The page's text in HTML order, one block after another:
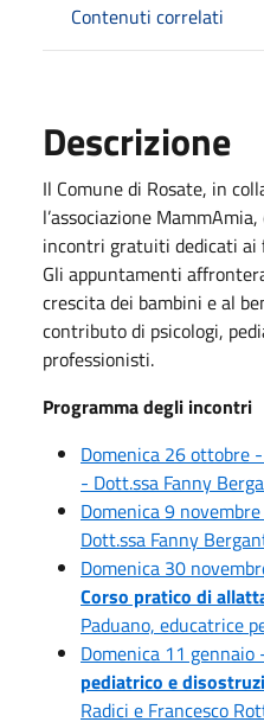
Contenuti correlati
Descrizione
Il Comune di Rosate, in
l’associazione
incontri gratuiti dedicati
Gli appuntamenti
crescita dei bambini e al
contributo di psicologi,
professionisti.
Programma degli incontri
Domenica 26 ottobre -
- Dott.ssa Fanny
Domenica 9
Dott.ssa Fanny
Domenica 30
Corso pratico di
Paduano, educatrice
Domenica 11 gennaio
pediatrico e
Radici e Francesco